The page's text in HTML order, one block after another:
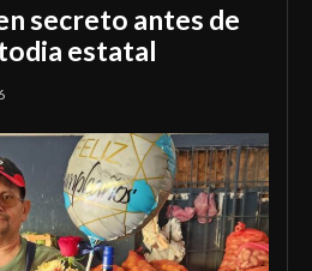
secreto antes de
estatal